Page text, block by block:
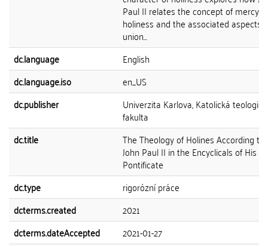
Paul II relates the concept of mercy
holiness and the associated aspects
union...
dc.language
English
dc.language.iso
en_US
dc.publisher
Univerzita Karlova, Katolická
fakulta
dc.title
The Theology of Holines According to
John Paul II in the Encyclicals of His
Pontificate
dc.type
rigorózní práce
dcterms.created
2021
dcterms.dateAccepted
2021-01-27